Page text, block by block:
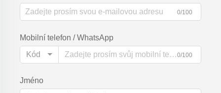
0/100
Mobilní telefon / WhatsApp
Kód
0/100
Jméno